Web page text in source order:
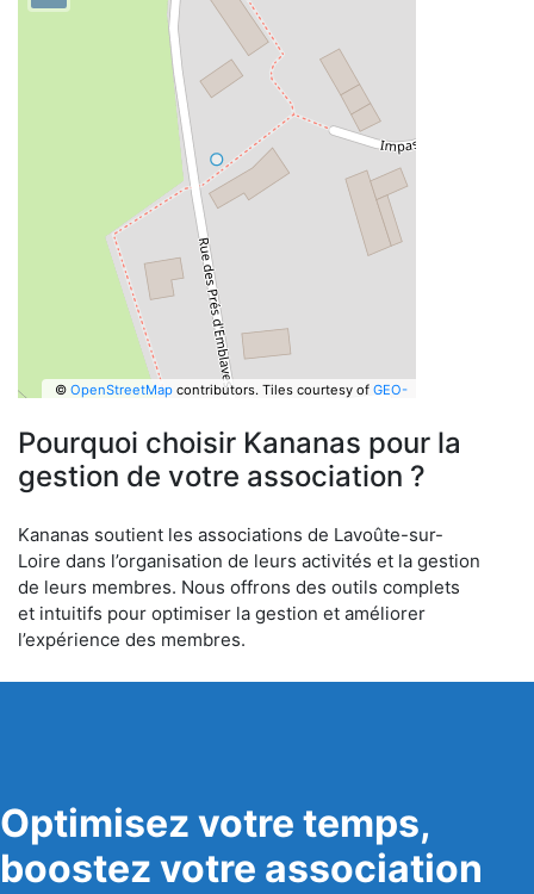
© OpenStreetMapcontributors. Tiles courtesy of GEO-
Pourquoi choisir Kananas pour la
gestion de votre association ?
Kananas soutient les associations de Lavoûte-sur-
Loire dans l’organisation de leurs activités et la gestion
de leurs membres. Nous offrons des outils complets
et intuitifs pour optimiser la gestion et améliorer
l’expérience des membres.
Optimisez votre temps,
boostez votre association